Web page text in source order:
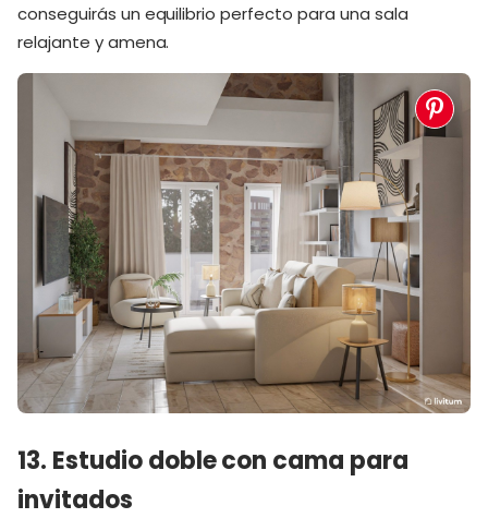
conseguirás un equilibrio perfecto para una sala
relajante y amena.
13. Estudio doble con cama para
invitados